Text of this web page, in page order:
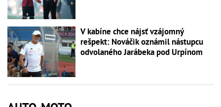
V kabíne chce nájsť vzájomný
rešpekt: Nováčik oznámil nástupcu
odvolaného Jarábeka pod Urpínom